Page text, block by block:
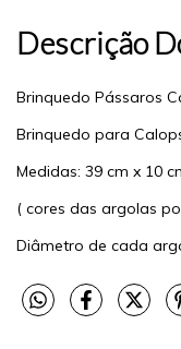
Descrição
Brinquedo Pássaros
Brinquedo para
Medidas: 39 cm x 10
( cores das argolas
Diâmetro de cada